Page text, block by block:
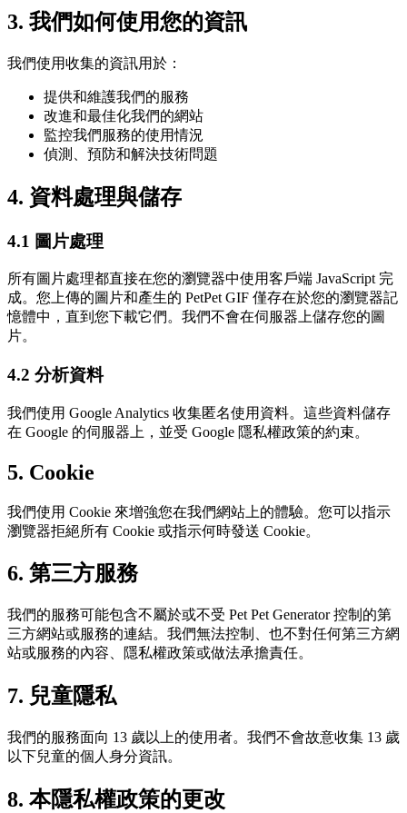
3. 我們如何使用您的資訊
我們使用收集的資訊用於：
提供和維護我們的服務
改進和最佳化我們的網站
監控我們服務的使用情況
偵測、預防和解決技術問題
4. 資料處理與儲存
4.1 圖片處理
所有圖片處理都直接在您的瀏覽器中使用客戶端 JavaScript 完
成。您上傳的圖片和產生的 PetPet GIF 僅存在於您的瀏覽器記
憶體中，直到您下載它們。我們不會在伺服器上儲存您的圖
片。
4.2 分析資料
我們使用 Google Analytics 收集匿名使用資料。這些資料儲存
在 Google 的伺服器上，並受 Google 隱私權政策的約束。
5. Cookie
我們使用 Cookie 來增強您在我們網站上的體驗。您可以指示
瀏覽器拒絕所有 Cookie 或指示何時發送 Cookie。
6. 第三方服務
我們的服務可能包含不屬於或不受 Pet Pet Generator 控制的第
三方網站或服務的連結。我們無法控制、也不對任何第三方網
站或服務的內容、隱私權政策或做法承擔責任。
7. 兒童隱私
我們的服務面向 13 歲以上的使用者。我們不會故意收集 13 歲
以下兒童的個人身分資訊。
8. 本隱私權政策的更改